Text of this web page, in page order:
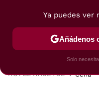
POSTRES VIAJES
HOY SE HABLA DE Cena
Ya puedes ver
Añádenos
Solo